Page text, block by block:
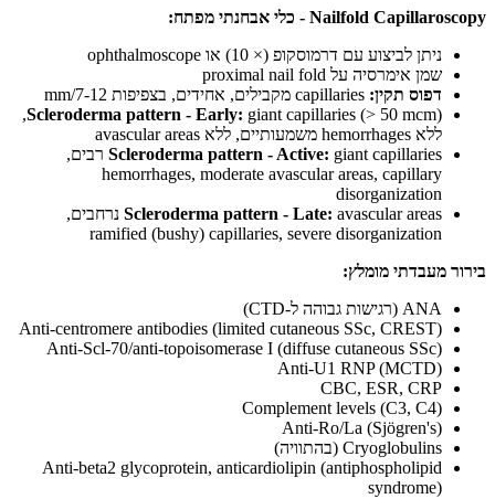
Nailfold Capillaroscopy - כלי אבחנתי מפתח:
ניתן לביצוע עם דרמוסקופ (× 10) או ophthalmoscope
שמן אימרסיה על proximal nail fold
דפוס תקין:
Scleroderma pattern - Early:
giant capillaries (> 50 mcm),
ללא hemorrhages משמעותיים, ללא avascular areas
Scleroderma pattern - Active: giant capillaries רבים,
hemorrhages, moderate avascular areas, capillary
disorganization
Scleroderma pattern - Late: avascular areas נרחבים,
ramified (bushy) capillaries, severe disorganization
בירור מעבדתי מומלץ:
ANA (רגישות גבוהה ל-CTD)
Anti-centromere antibodies (limited cutaneous SSc, CREST)
Anti-Scl-70/anti-topoisomerase I (diffuse cutaneous SSc)
Anti-U1 RNP (MCTD)
CBC, ESR, CRP
Complement levels (C3, C4)
Anti-Ro/La (Sjögren's)
Cryoglobulins (בהתוויה)
Anti-beta2 glycoprotein, anticardiolipin (antiphospholipid
syndrome)